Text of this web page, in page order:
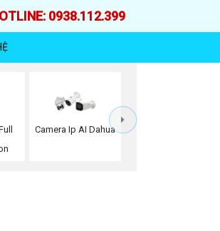
0938.112.399
Camera Ip AI Dahua